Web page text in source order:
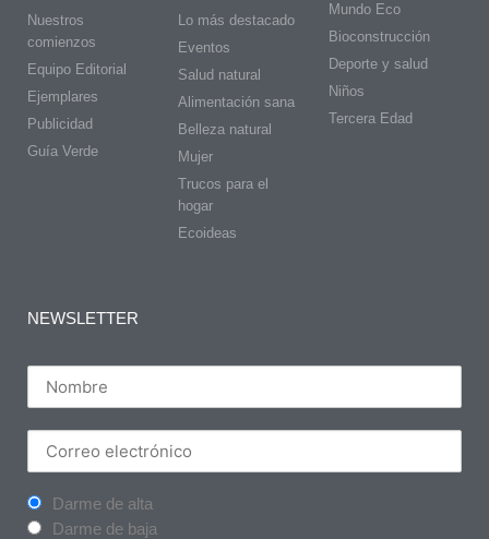
Nuestros
comienzos
Equipo Editorial
Ejemplares
Publicidad
Guía Verde
Lo más destacado
Eventos
Salud natural
Alimentación sana
Belleza natural
Mujer
Trucos para el
hogar
Ecoideas
Mundo Eco
Bioconstrucción
Deporte y salud
Niños
Tercera Edad
NEWSLETTER
Darme de alta
Darme de baja